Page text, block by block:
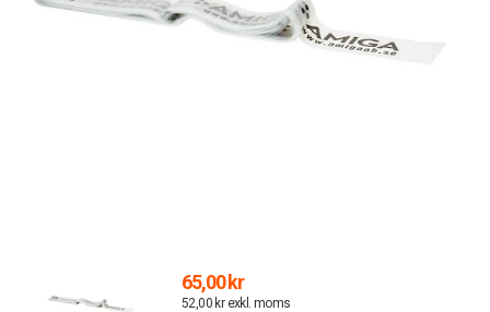
65,00 kr
52,00 kr exkl. moms